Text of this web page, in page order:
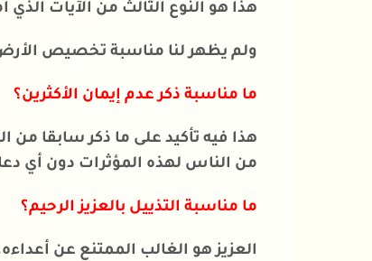
هذا هو النوع الثالث من الآيات الذي
ولم يظهر لنا مناسبة تخصيص الأرض
ما مناسبة ذكر عدم إيمان الأكثرين؟
هذا فيه تأكيد على ما ذكر سابقا من
من الناس لهذه المؤثرات دون أي
ما مناسبة التذييل بالعزيز الرحيم؟
العزيز هو الغالب الممتنع عن